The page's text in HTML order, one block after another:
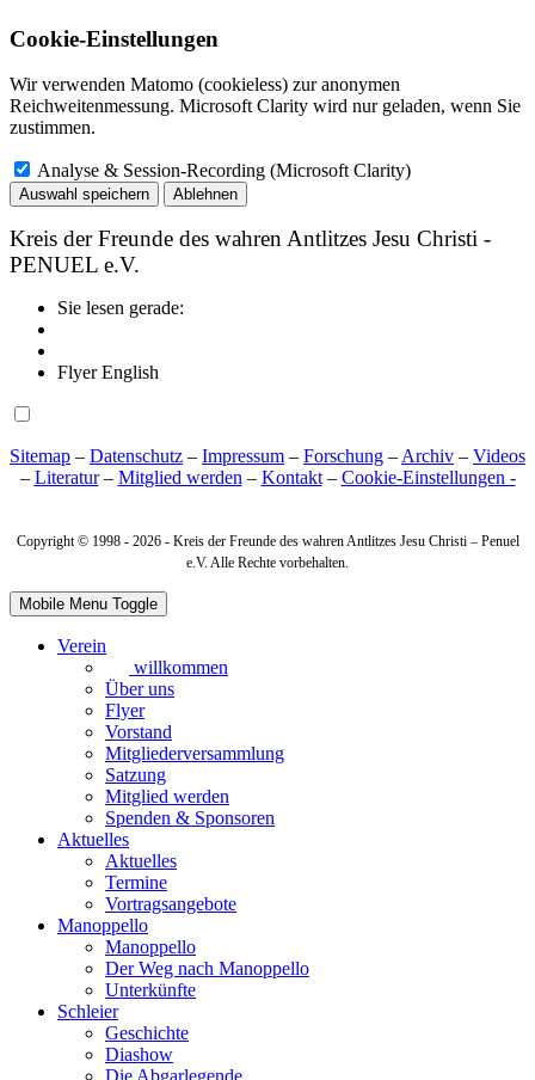
Cookie-Einstellungen
Wir verwenden Matomo (cookieless) zur anonymen
Reichweitenmessung. Microsoft Clarity wird nur geladen, wenn Sie
zustimmen.
Analyse & Session-Recording (Microsoft Clarity)
Auswahl speichern Ablehnen
Kreis der Freunde des wahren Antlitzes Jesu Christi -
PENUEL e.V.
Sie lesen gerade:
Flyer English
Sitemap – Datenschutz – Impressum – Forschung – Archiv – Videos
– Literatur– Mitglied werden – Kontakt– Cookie‑Einstellungen -
Copyright © 1998 - 2026 - Kreis der Freunde des wahren Antlitzes Jesu Christi – Penuel
e.V. Alle Rechte vorbehalten.
Mobile Menu Toggle
Verein
willkommen
Über uns
Flyer
Vorstand
Mitgliederversammlung
Satzung
Mitglied werden
Spenden & Sponsoren
Aktuelles
Aktuelles
Termine
Vortragsangebote
Manoppello
Manoppello
Der Weg nach Manoppello
Unterkünfte
Schleier
Geschichte
Diashow